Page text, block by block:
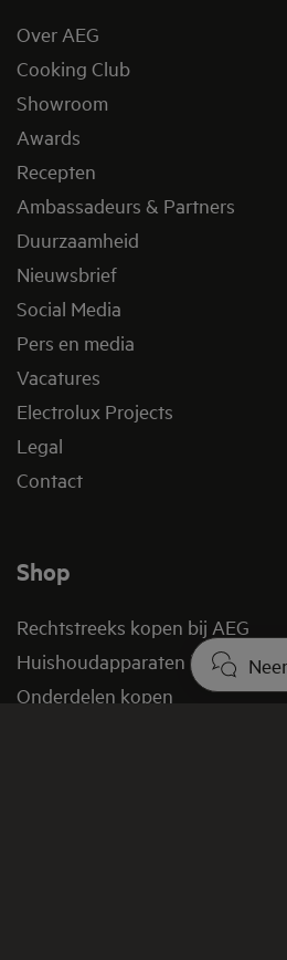
Over AEG
Cooking Club
Showroom
Awards
Recepten
Ambassadeurs & Partners
Duurzaamheid
Nieuwsbrief
Social Media
Pers en media
Vacatures
Electrolux Projects
Legal
Contact
Shop
Rechtstreeks kopen bij AEG
Huishoudapparaten kopen
Onderdelen kopen